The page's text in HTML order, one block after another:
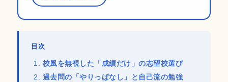
目次
校風を無視した「成績だけ」の志望校選び
過去問の「やりっぱなし」と自己流の勉強